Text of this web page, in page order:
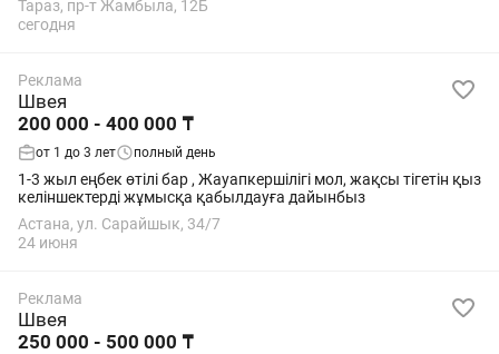
Тараз, пр-т Жамбыла, 12Б
сегодня
Реклама
Швея
200 000 - 400 000 ₸
от 1 до 3 лет полный день
1-3 жыл еңбек өтілі бар , Жауапкершілігі мол, жақсы тігетін қыз
келіншектерді жұмысқа қабылдауға дайынбыз
Астана, ул. Сарайшык, 34/7
24 июня
Реклама
Швея
250 000 - 500 000 ₸